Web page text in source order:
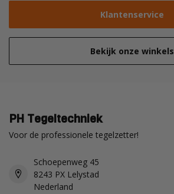
Klantenservice
Bekijk onze winkels
PH Tegeltechniek
Voor de professionele tegelzetter!
Schoepenweg 45
8243 PX Lelystad
Nederland